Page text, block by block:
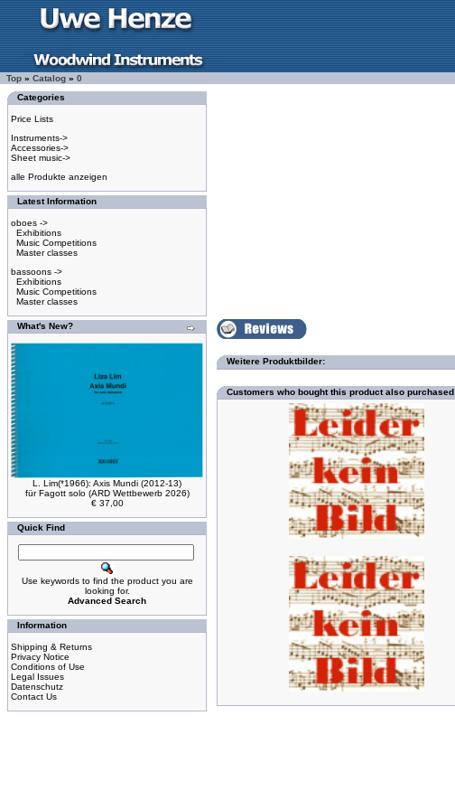
Top » Catalog » 0
Categories
Price Lists
Instruments->
Accessories->
Sheet music->
alle Produkte anzeigen
Latest Information
oboes ->
Exhibitions
Music Competitions
Master classes
bassoons ->
Exhibitions
Music Competitions
Master classes
What's New?
L. Lim(*1966): Axis Mundi (2012-13)
für Fagott solo (ARD Wettbewerb 2026)
€ 37,00
Quick Find
Use keywords to find the product you are
looking for.
Advanced Search
Information
Shipping & Returns
Privacy Notice
Conditions of Use
Legal Issues
Datenschutz
Contact Us
Weitere Produktbilder:
Customers who bought this product also purchased